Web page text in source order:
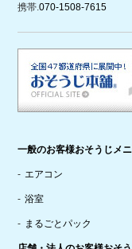
携帯.070-1508-7615
一般のお客様おそうじメ
エアコン
浴室
まるごとパック